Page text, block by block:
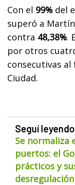
Con el 99% del
superó a
contra 48,38%.
por otros
consecutivas
Ciudad.
Seguí leyendo
Se normaliza
puertos: el
prácticos y
desregulación